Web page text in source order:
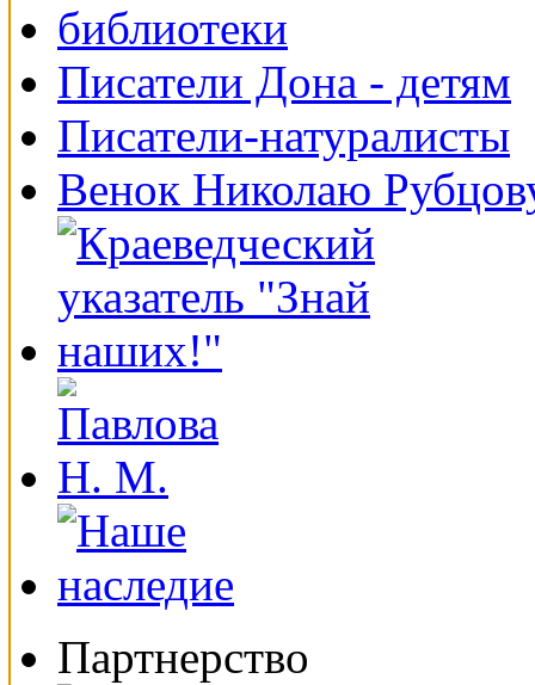
Писатели Дона - детям
Писатели-натуралисты
Венок Николаю
Партнерство